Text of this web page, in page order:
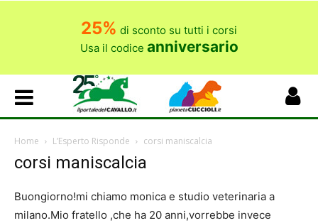
25% di sconto su tutti i corsi
Usa il codice anniversario
Home L’Esperto Risponde corsi maniscalcia
corsi maniscalcia
Buongiorno!mi chiamo monica e studio veterinaria a
milano.Mio fratello ,che ha 20 anni,vorrebbe invece